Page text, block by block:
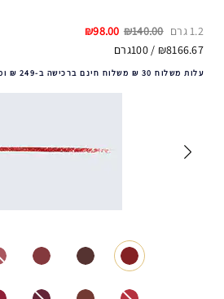
1.2 גרם ₪140.00
₪98.00
₪8166.67 / 100גרם
עלות משלוח 30 ₪ משלוח חינם ברכישה ב-249 ₪ ומעלה & החזרות חינם